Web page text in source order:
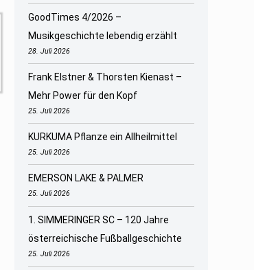
GoodTimes 4/2026 –
Musikgeschichte lebendig erzählt
28. Juli 2026
Frank Elstner & Thorsten Kienast –
Mehr Power für den Kopf
25. Juli 2026
KURKUMA Pflanze ein Allheilmittel
25. Juli 2026
EMERSON LAKE & PALMER
25. Juli 2026
1. SIMMERINGER SC – 120 Jahre
österreichische Fußballgeschichte
25. Juli 2026